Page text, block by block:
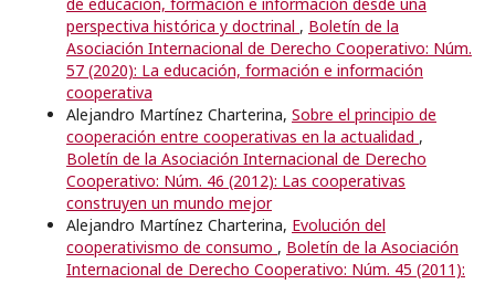
perspectiva histórica y doctrinal , Boletín de la
Asociación Internacional de Derecho Cooperativo: Núm.
57 (2020): La educación, formación e información
cooperativa
Alejandro Martínez Charterina, Sobre el principio de
cooperación entre cooperativas en la actualidad ,
Boletín de la Asociación Internacional de Derecho
Cooperativo: Núm. 46 (2012): Las cooperativas
construyen un mundo mejor
Alejandro Martínez Charterina, Evolución del
cooperativismo de consumo , Boletín de la Asociación
Internacional de Derecho Cooperativo: Núm. 45 (2011):